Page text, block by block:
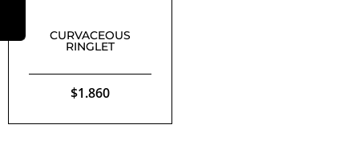
CURVACEOUS
RINGLET
$1.860